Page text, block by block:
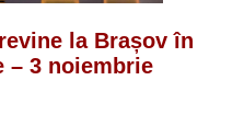
la Brașov în
– 3 noiembrie